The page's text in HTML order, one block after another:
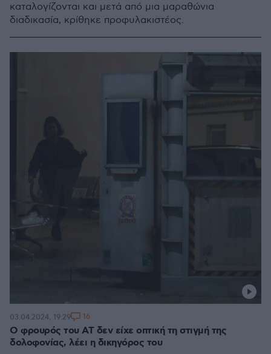
καταλογίζονται και μετά από μια μαραθώνια
διαδικασία, κρίθηκε προφυλακιστέος.
Ο φρουρός του ΑΤ δεν είχε οπτική τη στιγμή της
δολοφονίας, λέει η δικηγόρος του
03.04.2024, 19:29 16